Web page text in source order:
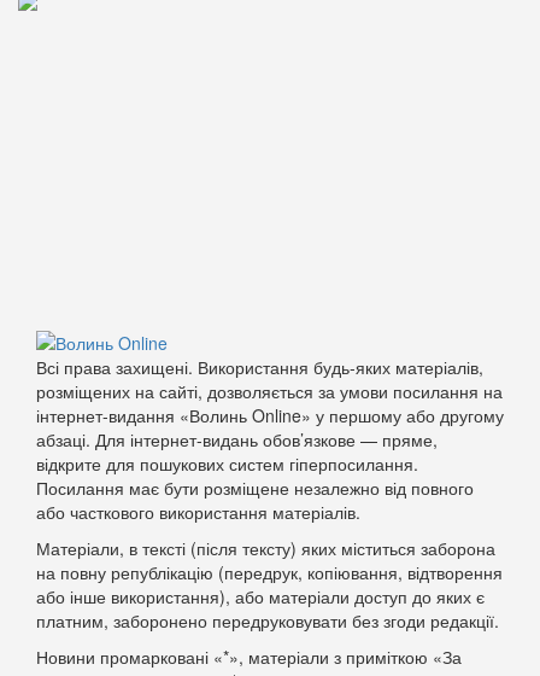
Всі права захищені. Використання будь-яких матеріалів,
розміщених на сайті, дозволяється за умови посилання на
інтернет-видання «Волинь Online» у першому або другому
абзаці. Для інтернет-видань обов’язкове — пряме,
відкрите для пошукових систем гіперпосилання.
Посилання має бути розміщене незалежно від повного
або часткового використання матеріалів.
Матеріали, в тексті (після тексту) яких міститься заборона
на повну републікацію (передрук, копіювання, відтворення
або інше використання), або матеріали доступ до яких є
платним, заборонено передруковувати без згоди редакції.
Новини промарковані «*», матеріали з приміткою «За